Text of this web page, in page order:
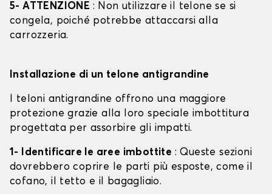
5- ATTENZIONE : Non utilizzare il telone se si
congela, poiché potrebbe attaccarsi alla
carrozzeria.
Installazione di un telone antigrandine
I teloni antigrandine offrono una maggiore
protezione grazie alla loro speciale imbottitura
progettata per assorbire gli impatti.
1- Identificare le aree imbottite : Queste sezioni
dovrebbero coprire le parti più esposte, come il
cofano, il tetto e il bagagliaio.